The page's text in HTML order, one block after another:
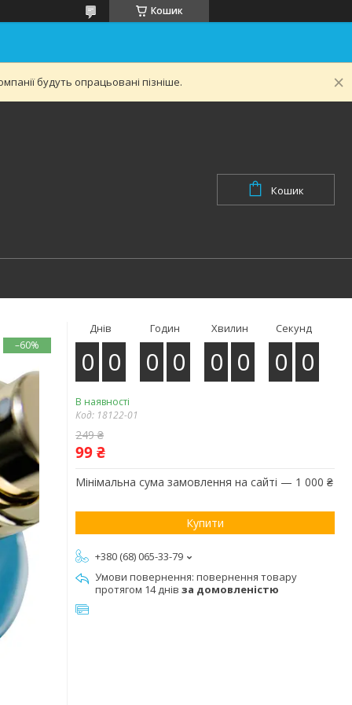
Кошик
будуть опрацьовані пізніше.
Кошик
–60%
Днів
0 0
Годин
0 0
Хвилин
0 0
Секунд
0 0
В наявності
Код: 18122-01
249 ₴
99 ₴
Мінімальна сума замовлення на сайті — 1 000 ₴
Купити
+380 (68) 065-33-79
повернення товару
протягом 14 днів за домовленістю